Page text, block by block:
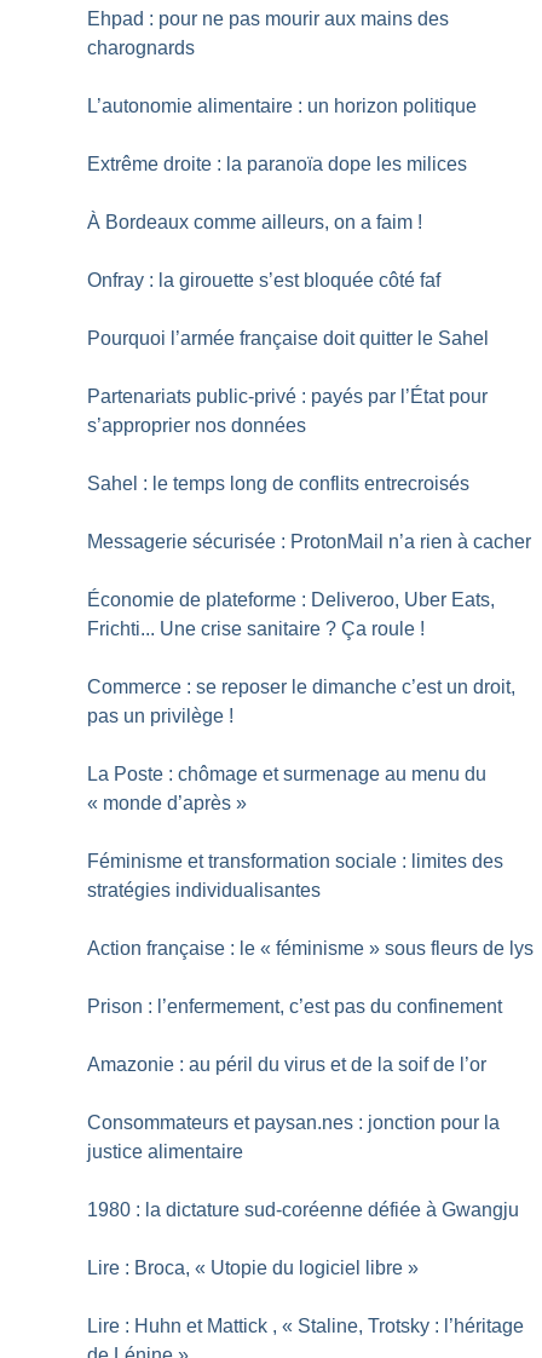
Ehpad : pour ne pas mourir aux mains des
charognards
L’autonomie alimentaire : un horizon politique
Extrême droite : la paranoïa dope les milices
À Bordeaux comme ailleurs, on a faim !
Onfray : la girouette s’est bloquée côté faf
Pourquoi l’armée française doit quitter le Sahel
Partenariats public-privé : payés par l’État pour
s’approprier nos données
Sahel : le temps long de conflits entrecroisés
Messagerie sécurisée : ProtonMail n’a rien à cacher
Économie de plateforme : Deliveroo, Uber Eats,
Frichti... Une crise sanitaire ? Ça roule !
Commerce : se reposer le dimanche c’est un droit,
pas un privilège !
La Poste : chômage et surmenage au menu du
« monde d’après »
Féminisme et transformation sociale : limites des
stratégies individualisantes
Action française : le « féminisme » sous fleurs de lys
Prison : l’enfermement, c’est pas du confinement
Amazonie : au péril du virus et de la soif de l’or
Consommateurs et paysan.nes : jonction pour la
justice alimentaire
1980 : la dictature sud-coréenne défiée à Gwangju
Lire : Broca, « Utopie du logiciel libre »
Lire : Huhn et Mattick , « Staline, Trotsky : l’héritage